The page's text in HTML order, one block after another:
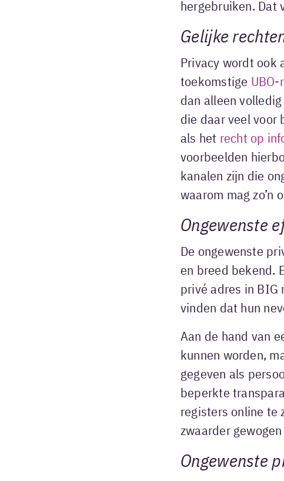
hergebruiken. Dat
Gelijke
Privacy wordt ook
toekomstige
dan alleen
die daar veel voor
als het recht op
voorbeelden
kanalen zijn die
waarom mag zo’n
Ongewenste
De ongewenste
en breed bekend.
privé adres in BIG
vinden dat hun
Aan de hand van
kunnen worden,
gegeven als
beperkte
registers online te
zwaarder
Ongewenste